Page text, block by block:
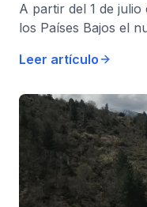
A partir del 1 de
los Países Bajos el
kilómetro recorrido
autocaravanas
conduzcan una
toneladas deberán
evitar multas
electrónico (e-TOL)
está en vigor para
Leer artículo